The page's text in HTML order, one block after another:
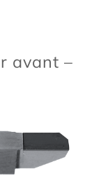
avant –